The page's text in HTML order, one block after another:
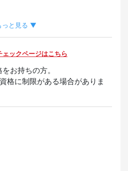
験OK
っと見る ▼
ェックページはこちら
お持ちの方。
格に制限がある場合がありま